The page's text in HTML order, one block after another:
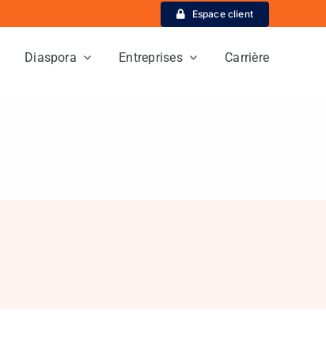
Espace client
Diaspora Entreprises Carrière